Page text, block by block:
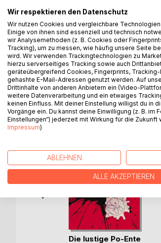
Mehr als schöne Worte - Eine
zueinander liebevoll
einem Schmunzeln, einem
Ungereimtheiten kommen stets
Ein liebevolles Geschenk, für
WEITERE
Die lustige Po-Ente
Wir respektieren den Datenschutz
Wir nutzen Cookies und vergleichbare
Einige von ihnen sind essenziell und technisch
wir Analysemethoden (z. B. Cookies oder
Tracking), um zu messen, wie häufig unsere Seite
wird. Wir verwenden Trackingtechnologien zu
hierzu serverseitiges Tracking sowie auch
geräteübergreifend Cookies, Fingerprints,
gehashte E-Mail-Adressen genutzt werden. Auf
Drittinhalte von anderen Anbietern ein (Video-
weitere Datenverarbeitung und ein etwaiges
keinen Einfluss. Mit deiner Einstellung willigst du in
Vorgänge ein. Du kannst deine Einwilligung (z. B. im
Einstellungen“) jederzeit mit Wirkung für die Zukunft
Impressum)
ABLEHNEN
ALLE AKZEPTIEREN